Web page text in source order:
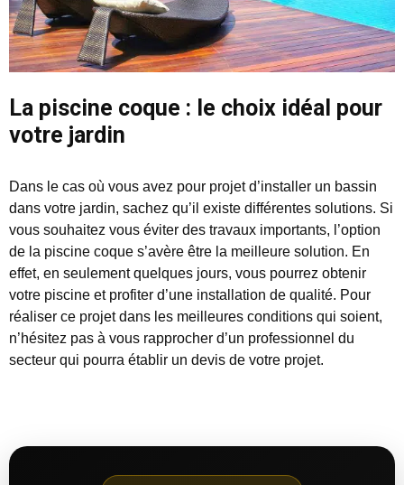
La piscine coque : le choix idéal pour
votre jardin
Dans le cas où vous avez pour projet d’installer un bassin
dans votre jardin, sachez qu’il existe différentes solutions. Si
vous souhaitez vous éviter des travaux importants, l’option
de la piscine coque s’avère être la meilleure solution. En
effet, en seulement quelques jours, vous pourrez obtenir
votre piscine et profiter d’une installation de qualité. Pour
réaliser ce projet dans les meilleures conditions qui soient,
n’hésitez pas à vous rapprocher d’un professionnel du
secteur qui pourra établir un devis de votre projet.